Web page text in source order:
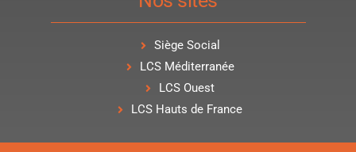
Siège Social
LCS Méditerranée
LCS Ouest
LCS Hauts de France